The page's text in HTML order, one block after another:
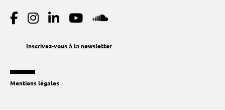
Inscrivez-vous à la newsletter
Mentions légales